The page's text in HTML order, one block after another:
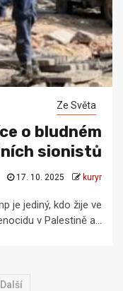
Ze Světa
o bludném
sionistů
17. 10. 2025 kuryr
je jediný, kdo žije ve
v Palestině a...